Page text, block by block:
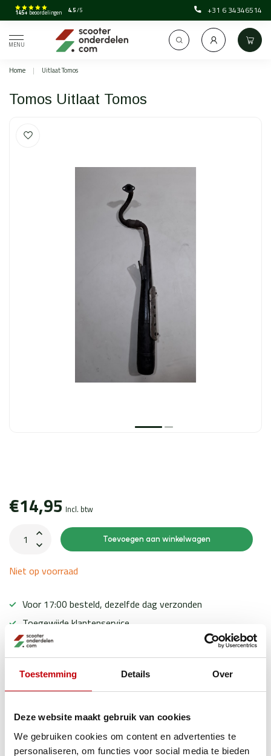
Toestemming Details Over
Deze website maakt gebruik van cookies
We gebruiken cookies om content en advertenties te
personaliseren, om functies voor social media te bieden
145+ beoordelingen 4.5/5 +31 6 34346514
MENU
Home | Uitlaat Tomos
Tomos Uitlaat Tomos
€14,95 Incl. btw
Toevoegen aan winkelwagen
Niet op voorraad
Voor 17:00 besteld, dezelfde dag verzonden
Toegewijde klantenservice
Ervaren scooter experts
Specificaties